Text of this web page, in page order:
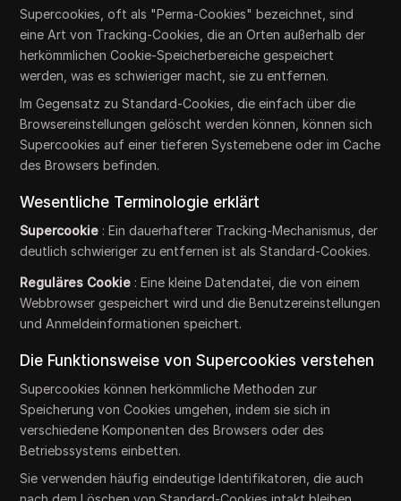
Supercookies, oft als "Perma-Cookies" bezeichnet, sind
eine Art von Tracking-Cookies, die an Orten außerhalb der
herkömmlichen Cookie-Speicherbereiche gespeichert
werden, was es schwieriger macht, sie zu entfernen.
Im Gegensatz zu Standard-Cookies, die einfach über die
Browsereinstellungen gelöscht werden können, können sich
Supercookies auf einer tieferen Systemebene oder im Cache
des Browsers befinden.
Wesentliche Terminologie erklärt
Supercookie : Ein dauerhafterer Tracking-Mechanismus, der
deutlich schwieriger zu entfernen ist als Standard-Cookies.
Reguläres Cookie : Eine kleine Datendatei, die von einem
Webbrowser gespeichert wird und die Benutzereinstellungen
und Anmeldeinformationen speichert.
Die Funktionsweise von Supercookies verstehen
Supercookies können herkömmliche Methoden zur
Speicherung von Cookies umgehen, indem sie sich in
verschiedene Komponenten des Browsers oder des
Betriebssystems einbetten.
Sie verwenden häufig eindeutige Identifikatoren, die auch